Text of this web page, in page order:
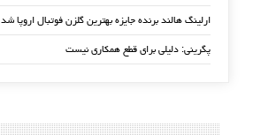
ارلینگ هالند برنده جایزه بهترین گلزن فوتبال اروپا شد
پگرینی: دلیلی برای قطع همکاری نیست